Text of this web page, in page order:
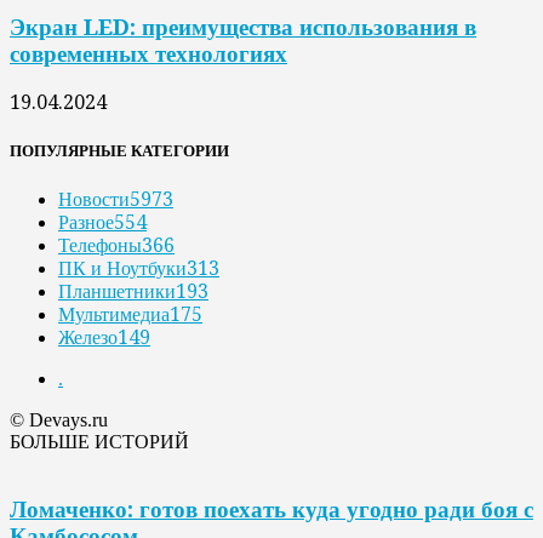
Экран LED: преимущества использования в
современных технологиях
19.04.2024
ПОПУЛЯРНЫЕ КАТЕГОРИИ
Новости5973
Разное554
Телефоны366
ПК и Ноутбуки313
Планшетники193
Мультимедиа175
Железо149
.
© Devays.ru
БОЛЬШЕ ИСТОРИЙ
Ломаченко: готов поехать куда угодно ради боя с